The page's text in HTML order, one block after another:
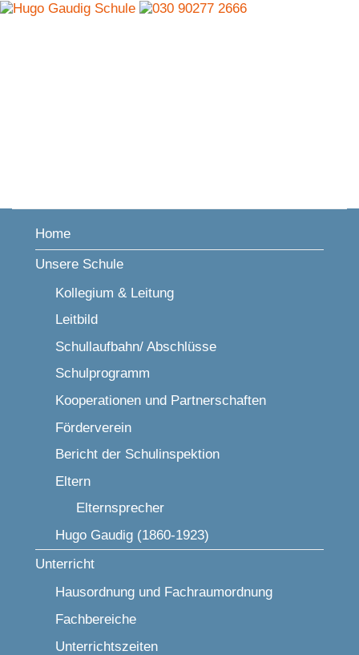
Home
Unsere Schule
Kollegium & Leitung
Leitbild
Schullaufbahn/ Abschlüsse
Schulprogramm
Kooperationen und Partnerschaften
Förderverein
Bericht der Schulinspektion
Eltern
Elternsprecher
Hugo Gaudig (1860-1923)
Unterricht
Hausordnung und Fachraumordnung
Fachbereiche
Unterrichtszeiten